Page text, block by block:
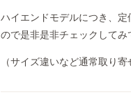
ハイエンドモデルにつき、
ので是非是非チェックしてみ
（サイズ違いなど通常取り